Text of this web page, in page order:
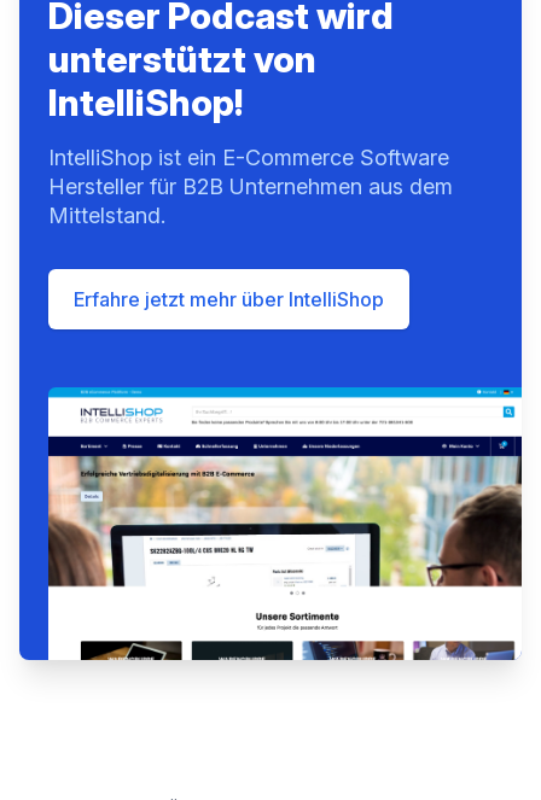
Dieser Podcast wird
unterstützt von
IntelliShop!
IntelliShop ist ein E-Commerce Software
Hersteller für B2B Unternehmen aus dem
Mittelstand.
Erfahre jetzt mehr über IntelliShop